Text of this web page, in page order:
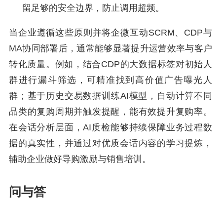
留足够的安全边界，防止调用超频。
当企业遵循这些原则并将企微互动SCRM、CDP与
MA协同部署后，通常能够显著提升运营效率与客户
转化质量。例如，结合CDP的大数据标签对初始人
群进行漏斗筛选，可精准找到高价值广告曝光人
群；基于历史交易数据训练AI模型，自动计算不同
品类的复购周期并触发提醒，能有效提升复购率。
在会话分析层面，AI质检能够持续保障业务过程数
据的真实性，并通过对优质会话内容的学习提炼，
辅助企业做好导购激励与销售培训。
问与答